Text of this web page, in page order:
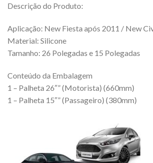
Descrição do Produto:
Aplicação: New Fiesta após 2011 / New
Material: Silicone
Tamanho: 26 Polegadas e 15 Polegadas
Conteúdo da Embalagem
1 – Palheta 26″” (Motorista) (660mm)
1 – Palheta 15″” (Passageiro) (380mm)